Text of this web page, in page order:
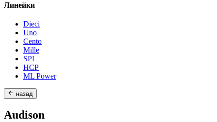
Линейки
Dieci
Uno
Cento
Mille
SPL
HCP
ML Power
назад
Audison